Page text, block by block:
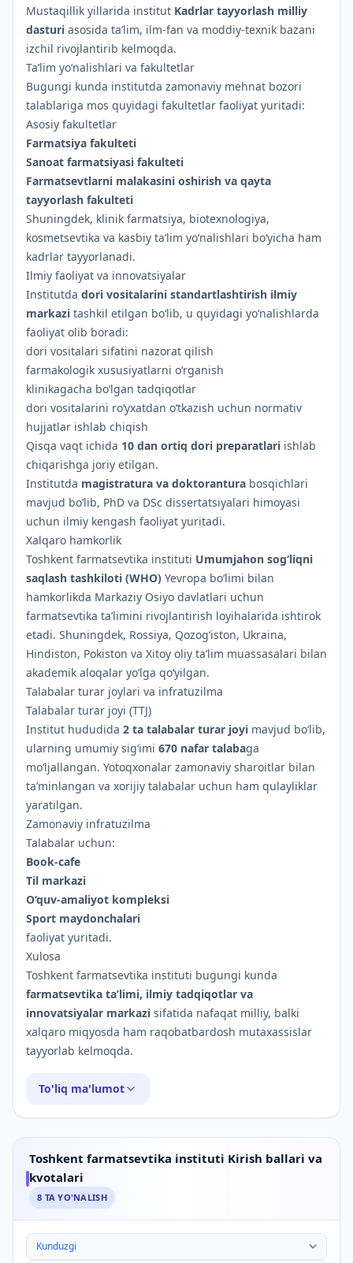
Mustaqillik yillarida institut Kadrlar tayyorlash milliy
dasturi asosida ta’lim, ilm-fan va moddiy-texnik bazani
izchil rivojlantirib kelmoqda.
Ta’lim yo‘nalishlari va fakultetlar
Bugungi kunda institutda zamonaviy mehnat bozori
talablariga mos quyidagi fakultetlar faoliyat yuritadi:
Asosiy fakultetlar
Farmatsiya fakulteti
Sanoat farmatsiyasi fakulteti
Farmatsevtlarni malakasini oshirish va qayta
tayyorlash fakulteti
Shuningdek, klinik farmatsiya, biotexnologiya,
kosmetsevtika va kasbiy ta’lim yo‘nalishlari bo‘yicha ham
kadrlar tayyorlanadi.
Ilmiy faoliyat va innovatsiyalar
Institutda dori vositalarini standartlashtirish ilmiy
markazi tashkil etilgan bo‘lib, u quyidagi yo‘nalishlarda
faoliyat olib boradi:
dori vositalari sifatini nazorat qilish
farmakologik xususiyatlarni o‘rganish
klinikagacha bo‘lgan tadqiqotlar
dori vositalarini ro‘yxatdan o‘tkazish uchun normativ
hujjatlar ishlab chiqish
Qisqa vaqt ichida 10 dan ortiq dori preparatlari ishlab
chiqarishga joriy etilgan.
Institutda magistratura va doktorantura bosqichlari
mavjud bo‘lib, PhD va DSc dissertatsiyalari himoyasi
uchun ilmiy kengash faoliyat yuritadi.
Xalqaro hamkorlik
Toshkent farmatsevtika instituti Umumjahon sog‘liqni
saqlash tashkiloti (WHO) Yevropa bo‘limi bilan
hamkorlikda Markaziy Osiyo davlatlari uchun
farmatsevtika ta’limini rivojlantirish loyihalarida ishtirok
etadi. Shuningdek, Rossiya, Qozog‘iston, Ukraina,
Hindiston, Pokiston va Xitoy oliy ta’lim muassasalari bilan
akademik aloqalar yo‘lga qo‘yilgan.
Talabalar turar joylari va infratuzilma
Talabalar turar joyi (TTJ)
Institut hududida 2 ta talabalar turar joyi mavjud bo‘lib,
ularning umumiy sig‘imi 670 nafar talabaga
mo‘ljallangan. Yotoqxonalar zamonaviy sharoitlar bilan
ta’minlangan va xorijiy talabalar uchun ham qulayliklar
yaratilgan.
Zamonaviy infratuzilma
Talabalar uchun:
Book-cafe
Til markazi
O‘quv-amaliyot kompleksi
Sport maydonchalari
faoliyat yuritadi.
Xulosa
Toshkent farmatsevtika instituti bugungi kunda
farmatsevtika ta’limi, ilmiy tadqiqotlar va
innovatsiyalar markazi sifatida nafaqat milliy, balki
xalqaro miqyosda ham raqobatbardosh mutaxassislar
tayyorlab kelmoqda.
To'liq ma'lumot
Toshkent farmatsevtika instituti Kirish ballari va
kvotalari
8 TA YO'NALISH
Toshkent farmatsevtika instituti Kirish ballari va